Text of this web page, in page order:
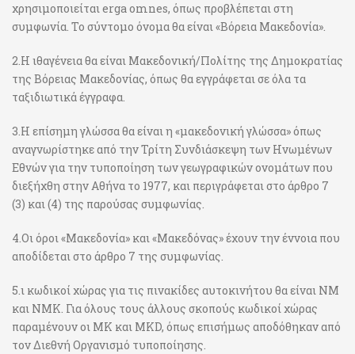
χρησιμοποιείται erga omnes, όπως προβλέπεται στη
συμφωνία. Το σύντομο όνομα θα είναι «Βόρεια Μακεδονία».
2.Η ιθαγένεια θα είναι Μακεδονική/Πολίτης της Δημοκρατίας
της Βόρειας Μακεδονίας, όπως θα εγγράφεται σε όλα τα
ταξιδιωτικά έγγραφα.
3.Η επίσημη γλώσσα θα είναι η «μακεδονική γλώσσα» όπως
αναγνωρίστηκε από την Τρίτη Συνδιάσκεψη των Ηνωμένων
Εθνών για την τυποποίηση των γεωγραφικών ονομάτων που
διεξήχθη στην Αθήνα το 1977, και περιγράφεται στο άρθρο 7
(3) και (4) της παρούσας συμφωνίας.
4.Οι όροι «Μακεδονία» και «Μακεδόνας» έχουν την έννοια που
αποδίδεται στο άρθρο 7 της συμφωνίας.
5.ι κωδικοί χώρας για τις πινακίδες αυτοκινήτου θα είναι NM
και NMK. Για όλους τους άλλους σκοπούς κωδικοί χώρας
παραμένουν οι ΜΚ και MKD, όπως επισήμως αποδόθηκαν από
τον Διεθνή Οργανισμό τυποποίησης.